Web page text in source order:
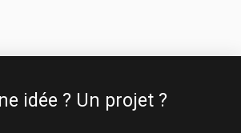
idée ? Un projet ?